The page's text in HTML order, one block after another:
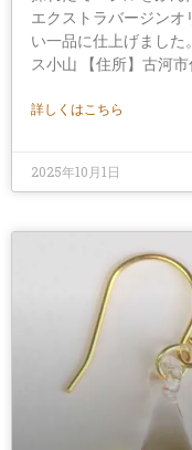
エクストラバージンオ
い一品に仕上げました
ス小山 【住所】古河
詳しくはこちら
2025年10月1日